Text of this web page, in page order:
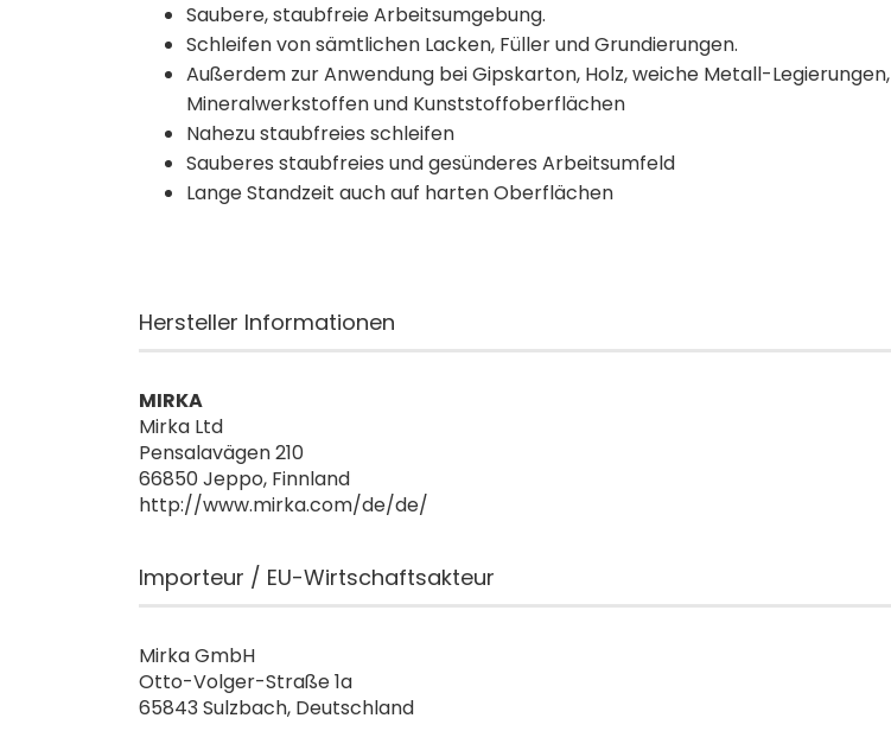
Saubere, staubfreie Arbeitsumgebung.
Schleifen von sämtlichen Lacken, Füller und Grundierungen.
Außerdem zur Anwendung bei Gipskarton, Holz, weiche Metall-Legierungen,
Mineralwerkstoffen und Kunststoffoberflächen
Nahezu staubfreies schleifen
Sauberes staubfreies und gesünderes Arbeitsumfeld
Lange Standzeit auch auf harten Oberflächen
Hersteller Informationen
MIRKA
Mirka Ltd
Pensalavägen 210
66850 Jeppo, Finnland
http://www.mirka.com/de/de/
Importeur / EU-Wirtschaftsakteur
Mirka GmbH
Otto-Volger-Straße 1a
65843 Sulzbach, Deutschland